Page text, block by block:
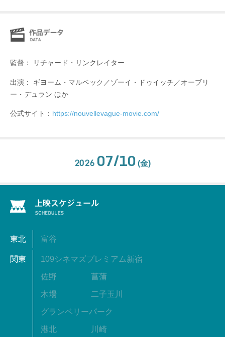
監督： リチャード・リンクレイター
出演： ギヨーム・マルベック／ゾーイ・ドゥイッチ／オーブリ
ー・デュラン ほか
公式サイト： https://nouvellevague-movie.com/
2026 07/10 (金)
東北 富谷
関東 109シネマズプレミアム新宿
佐野 菖蒲
木場 二子玉川
グランベリーパーク
港北 川崎